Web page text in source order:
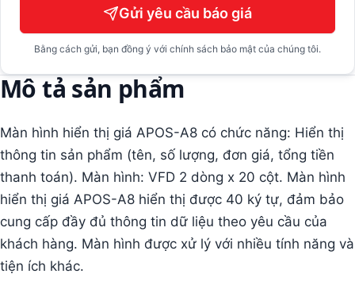
Gửi yêu cầu báo giá
Bằng cách gửi, bạn đồng ý với chính sách bảo mật của chúng tôi.
Mô tả sản phẩm
Màn hình hiển thị giá APOS-A8 có chức năng: Hiển thị
thông tin sản phẩm (tên, số lượng, đơn giá, tổng tiền
thanh toán). Màn hình: VFD 2 dòng x 20 cột. Màn hình
hiển thị giá APOS-A8 hiển thị được 40 ký tự, đảm bảo
cung cấp đầy đủ thông tin dữ liệu theo yêu cầu của
khách hàng. Màn hình được xử lý với nhiều tính năng và
tiện ích khác.